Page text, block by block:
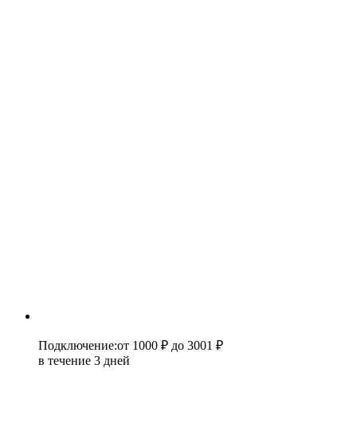
Подключение:от 1000 ₽ до 3001 ₽
в течение 3 дней